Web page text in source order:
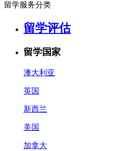
留学服务分类
留学评估
留学国家
澳大利亚
英国
新西兰
美国
加拿大